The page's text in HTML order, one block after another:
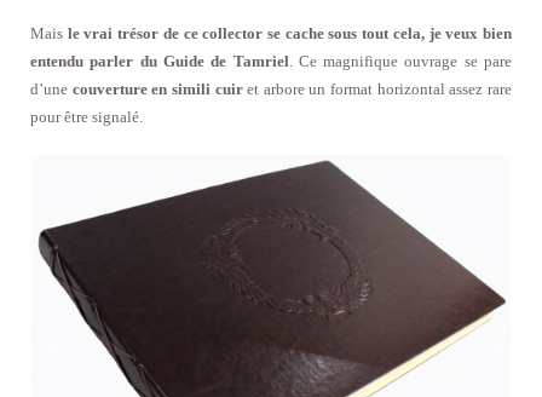
Mais le vrai trésor de ce collector se cache sous tout cela, je veux bien
entendu parler du Guide de Tamriel . Ce magnifique ouvrage se pare
d’une couverture en simili cuiret arbore un format horizontal assez rare
pour être signalé.